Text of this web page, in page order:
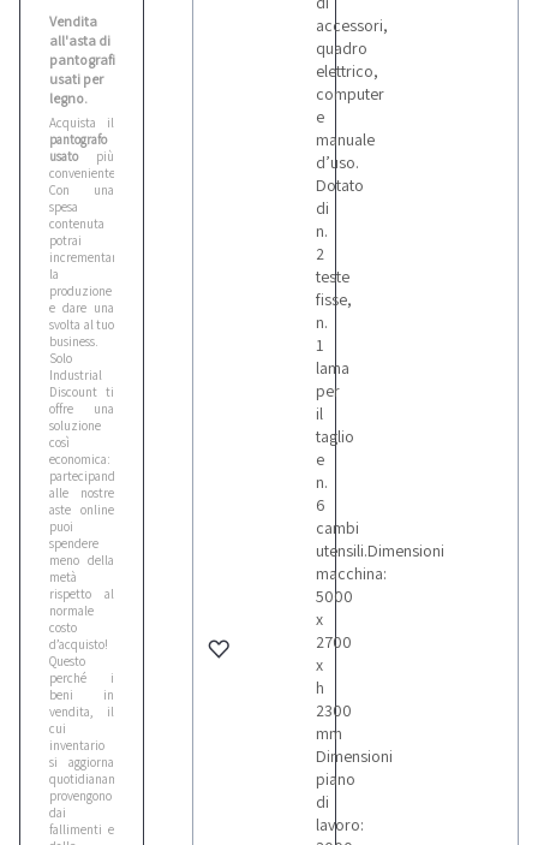
Vendita
all'asta di
pantografi
usati per
legno.
Acquista il
pantografo
usatopiù
conveniente!
Con una
spesa
contenuta
potrai
incrementare
la
produzione
e dare una
svolta al tuo
business.
Solo
Industrial
Discount ti
offre una
soluzione
così
economica:
partecipando
alle nostre
aste online
puoi
spendere
meno della
metà
rispetto al
normale
costo
d’acquisto!
Questo
perché i
beni in
vendita, il
cui
inventario
si aggiorna
quotidianamente,
provengono
dai
fallimenti e
accessori,
quadro
elettrico,
computer
e
manuale
d’uso.
Dotato
di
n.
2
teste
fisse,
n.
1
lama
per
il
taglio
e
n.
6
cambi
utensili.Dimensioni
macchina:
5000
x
2700
x
h
2300
mm
Dimensioni
piano
di
lavoro: